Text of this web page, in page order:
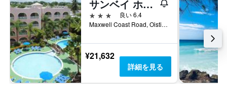
サンベイ ホテル
3つ星
良い 6.4
Maxwell Coast Road, Oistins, Christ Church, 15031, ブリッジタウン, バルバドス
¥21,632
詳細を見る